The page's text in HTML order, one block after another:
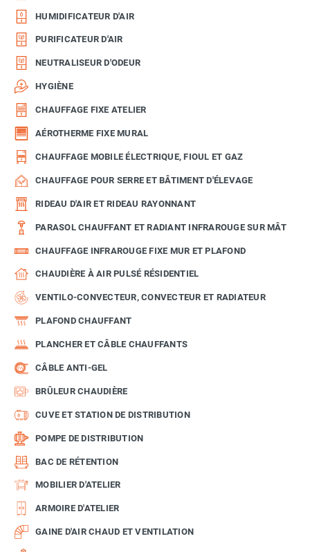
HUMIDIFICATEUR D'AIR
PURIFICATEUR D'AIR
NEUTRALISEUR D'ODEUR
HYGIÈNE
CHAUFFAGE FIXE ATELIER
AÉROTHERME FIXE MURAL
CHAUFFAGE MOBILE ÉLECTRIQUE, FIOUL ET GAZ
CHAUFFAGE POUR SERRE ET BÂTIMENT D'ÉLEVAGE
RIDEAU D'AIR ET RIDEAU RAYONNANT
PARASOL CHAUFFANT ET RADIANT INFRAROUGE SUR MÂT
CHAUFFAGE INFRAROUGE FIXE MUR ET PLAFOND
CHAUDIÈRE À AIR PULSÉ RÉSIDENTIEL
VENTILO-CONVECTEUR, CONVECTEUR ET RADIATEUR
PLAFOND CHAUFFANT
PLANCHER ET CÂBLE CHAUFFANTS
CÂBLE ANTI-GEL
BRÛLEUR CHAUDIÈRE
CUVE ET STATION DE DISTRIBUTION
POMPE DE DISTRIBUTION
BAC DE RÉTENTION
MOBILIER D'ATELIER
ARMOIRE D'ATELIER
GAINE D'AIR CHAUD ET VENTILATION